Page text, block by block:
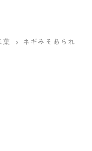
菓 ネギみそあられ